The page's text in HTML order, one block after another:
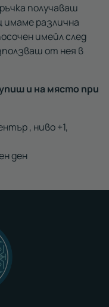
получаваш
имаме различна
имейл след
от нея в
и на място при
, ниво +1,
ден